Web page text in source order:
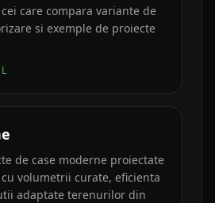
care compara variante de
si exemple de proiecte
de case moderne proiectate
volumetrii curate, eficienta
adaptate terenurilor din